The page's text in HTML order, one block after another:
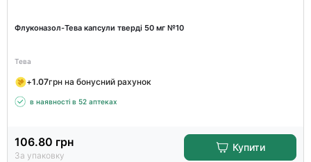
Флуконазол-Тева капсули тверді 50 мг №10
Тева
+1.07грн на бонусний рахунок
в наявності в 52 аптеках
106.80 грн
За упаковку
Купити